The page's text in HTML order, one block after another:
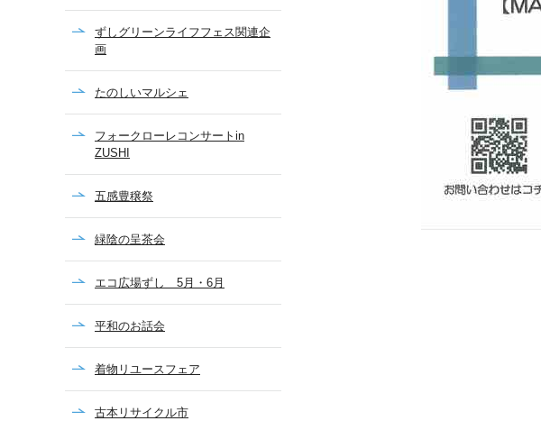
ずしグリーンライフフェス関連企
画
たのしいマルシェ
フォークローレコンサートin
ZUSHI
五感豊穣祭
緑陰の呈茶会
エコ広場ずし 5月・6月
平和のお話会
着物リユースフェア
古本リサイクル市